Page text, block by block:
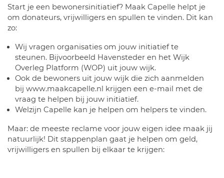
Start je een bewonersinitiatief? Maak Capelle helpt je
om donateurs, vrijwilligers en spullen te vinden. Dit kan
zo:
Wij vragen organisaties om jouw initiatief te
steunen. Bijvoorbeeld Havensteder en het Wijk
Overleg Platform (WOP) uit jouw wijk.
Ook de bewoners uit jouw wijk die zich aanmelden
bij www.maakcapelle.nl krijgen een e-mail met de
vraag te helpen bij jouw initiatief.
Welzijn Capelle kan je helpen om helpers te vinden.
Maar: de meeste reclame voor jouw eigen idee maak jij
natuurlijk! Dit stappenplan gaat je helpen om geld,
vrijwilligers en spullen bij elkaar te krijgen: